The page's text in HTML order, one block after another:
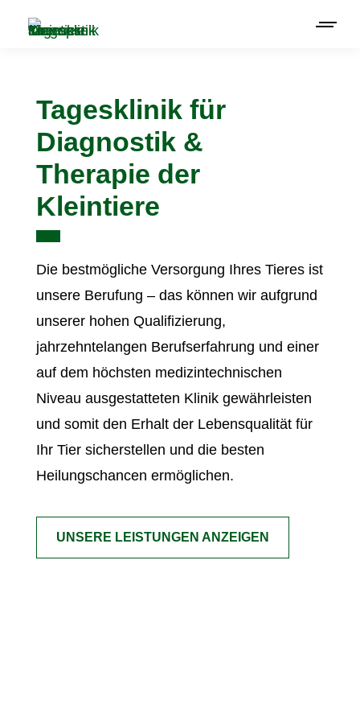
Tagesklinik für
Diagnostik &
Therapie der
Kleintiere
Die bestmögliche Versorgung Ihres Tieres ist
unsere Berufung – das können wir aufgrund
unserer hohen Qualifizierung,
jahrzehntelangen Berufserfahrung und einer
auf dem höchsten medizintechnischen
Niveau ausgestatteten Klinik gewährleisten
und somit den Erhalt der Lebensqualität für
Ihr Tier sicherstellen und die besten
Heilungschancen ermöglichen.
UNSERE LEISTUNGEN ANZEIGEN